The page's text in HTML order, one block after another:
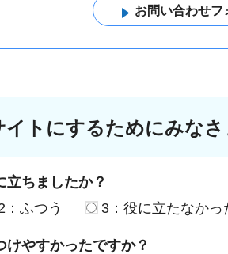
イトにするためにみな
立ちましたか？
：ふつう 3：役に立たなかっ
けやすかったですか？